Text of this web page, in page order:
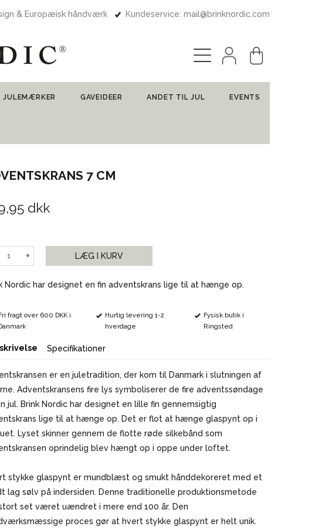
& Europæisk håndværk Kundeservice: mail@brinknordic.com
JULEMÆRKER GAVEIDEER ANDET TIL JUL EVENTS
7 CM
dkk
+ LÆG I KURV
Nordic har designet en fin adventskrans lige til at hænge op.
fragt over 600 DKK i
Hurtig levering 1-2
hverdage
Fysisk butik i
Ringsted
Specifikationer
er en juletradition, der kom til Danmark i slutningen af
Adventskransens fire lys symboliserer de fire adventssøndage
jul. Brink Nordic har designet en lille fin gennemsigtig
lige til at hænge op. Det er flot at hænge glaspynt op i
Lyset skinner gennem de flotte røde silkebånd som
oprindelig blev hængt op i oppe under loftet.
stykke glaspynt er mundblæst og smukt hånddekoreret med et
lag sølv på indersiden. Denne traditionelle produktionsmetode
set været uændret i mere end 100 år. Den
proces gør at hvert stykke glaspynt er helt unik.